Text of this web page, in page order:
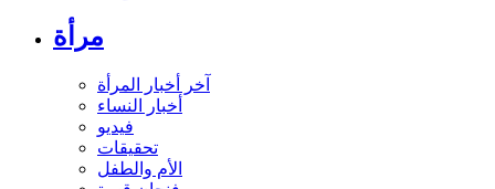
مرأة
آخر أخبار المرأة
أخبار النساء
فيديو
تحقيقات
الأم والطفل